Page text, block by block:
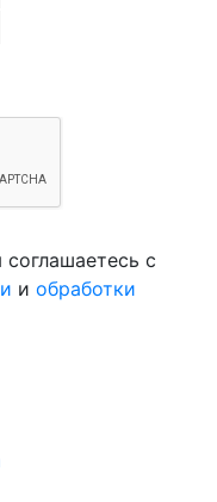
c
и обработки